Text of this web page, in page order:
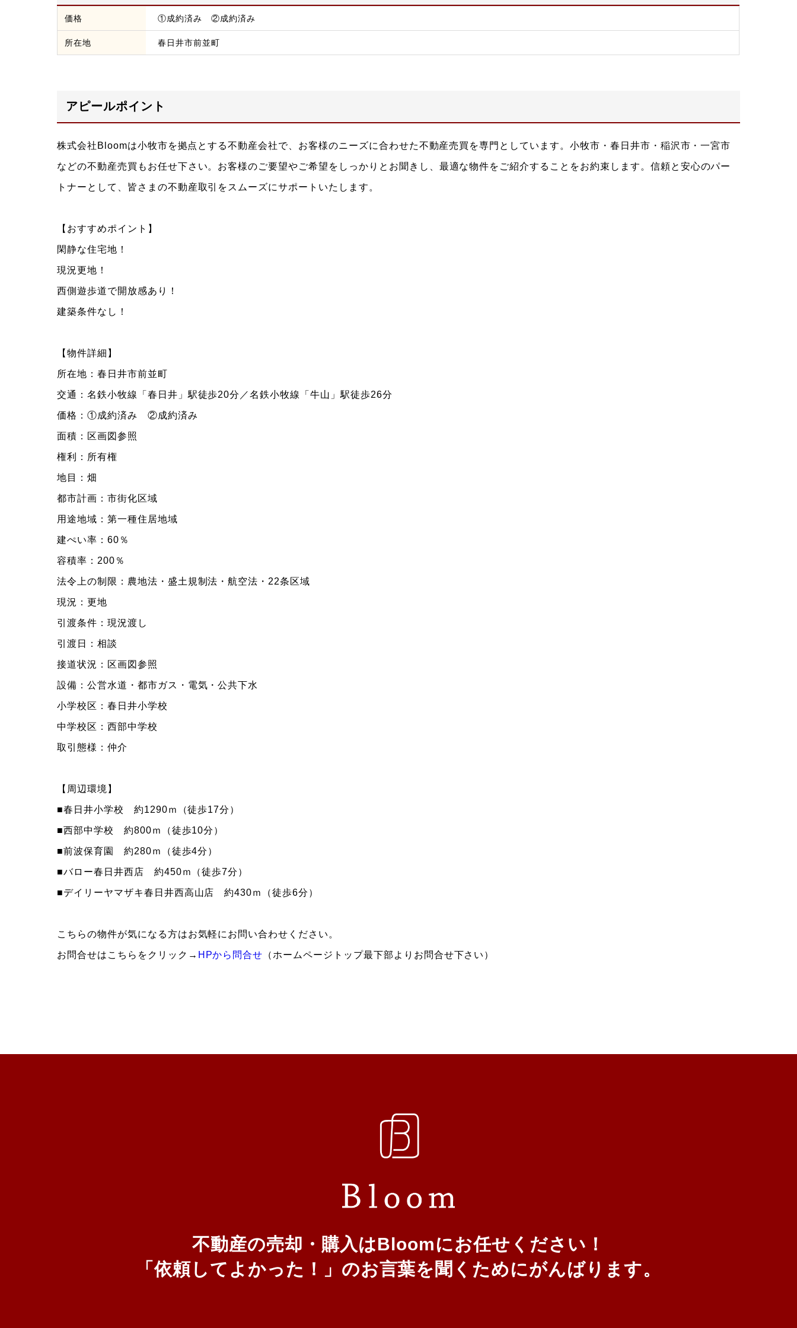
価格 ①成約済み ②成約済み
所在地 春日井市前並町
アピールポイント
株式会社Bloomは小牧市を拠点とする不動産会社で、お客様のニーズに合わせた不動産売買を専門としています。小牧市・春日井市・稲沢市・一宮市
などの不動産売買もお任せ下さい。お客様のご要望やご希望をしっかりとお聞きし、最適な物件をご紹介することをお約束します。信頼と安心のパー
トナーとして、皆さまの不動産取引をスムーズにサポートいたします。
【おすすめポイント】
閑静な住宅地！
現況更地！
西側遊歩道で開放感あり！
建築条件なし！
【物件詳細】
所在地：春日井市前並町
交通：名鉄小牧線「春日井」駅徒歩20分／名鉄小牧線「牛山」駅徒歩26分
価格：①成約済み ②成約済み
面積：区画図参照
権利：所有権
地目：畑
都市計画：市街化区域
用途地域：第一種住居地域
建ぺい率：60％
容積率：200％
法令上の制限：農地法・盛土規制法・航空法・22条区域
現況：更地
引渡条件：現況渡し
引渡日：相談
接道状況：区画図参照
設備：公営水道・都市ガス・電気・公共下水
小学校区：春日井小学校
中学校区：西部中学校
取引態様：仲介
【周辺環境】
■春日井小学校 約1290ｍ（徒歩17分）
■西部中学校 約800ｍ（徒歩10分）
■前波保育園 約280ｍ（徒歩4分）
■バロー春日井西店 約450ｍ（徒歩7分）
■デイリーヤマザキ春日井西高山店 約430ｍ（徒歩6分）
こちらの物件が気になる方はお気軽にお問い合わせください。
お問合せはこちらをクリック→ HPから問合せ （ホームページトップ最下部よりお問合せ下さい）
不動産の売却・購入はBloomにお任せください！
「依頼してよかった！」 のお言葉を聞くためにがんばります。